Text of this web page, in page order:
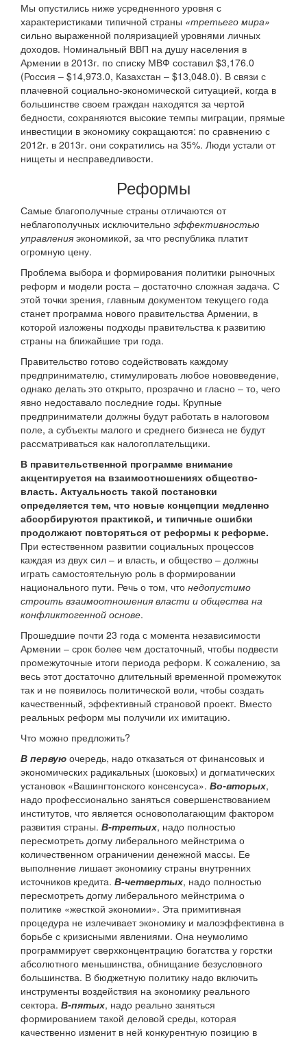
Мы опустились ниже усредненного уровня с
характеристиками типичной страны «третьего мира»
сильно выраженной поляризацией уровнями личных
доходов. Номинальный ВВП на душу населения в
Армении в 2013г. по списку МВФ составил $3,176.0
(Россия – $14,973.0, Казахстан – $13,048.0). В связи с
плачевной социально-экономической ситуацией, когда в
большинстве своем граждан находятся за чертой
бедности, сохраняются высокие темпы миграции, прямые
инвестиции в экономику сокращаются: по сравнению с
2012г. в 2013г. они сократились на 35%. Люди устали от
нищеты и несправедливости.
Реформы
Самые благополучные страны отличаются от
неблагополучных исключительно эффективностью
управления экономикой, за что республика платит
огромную цену.
Проблема выбора и формирования политики рыночных
реформ и модели роста – достаточно сложная задача. С
этой точки зрения, главным документом текущего года
станет программа нового правительства Армении, в
которой изложены подходы правительства к развитию
страны на ближайшие три года.
Правительство готово содействовать каждому
предпринимателю, стимулировать любое нововведение,
однако делать это открыто, прозрачно и гласно – то, чего
явно недоставало последние годы. Крупные
предприниматели должны будут работать в налоговом
поле, а субъекты малого и среднего бизнеса не будут
рассматриваться как налогоплательщики.
В правительственной программе внимание
акцентируется на взаимоотношениях общество-
власть. Актуальность такой постановки
определяется тем, что новые концепции медленно
абсорбируются практикой, и типичные ошибки
продолжают повторяться от реформы к реформе.
При естественном развитии социальных процессов
каждая из двух сил – и власть, и общество – должны
играть самостоятельную роль в формировании
национального пути. Речь о том, что недопустимо
строить взаимоотношения власти и общества на
конфликтогенной основе.
Прошедшие почти 23 года с момента независимости
Армении – срок более чем достаточный, чтобы подвести
промежуточные итоги периода реформ. К сожалению, за
весь этот достаточно длительный временной промежуток
так и не появилось политической воли, чтобы создать
качественный, эффективный страновой проект. Вместо
реальных реформ мы получили их имитацию.
Что можно предложить?
В первую очередь, надо отказаться от финансовых и
экономических радикальных (шоковых) и догматических
установок «Вашингтонского консенсуса». Во-вторых,
надо профессионально заняться совершенствованием
институтов, что является основополагающим фактором
развития страны. В-третьих, надо полностью
пересмотреть догму либерального мейнстрима о
количественном ограничении денежной массы. Ее
выполнение лишает экономику страны внутренних
источников кредита. В-четвертых, надо полностью
пересмотреть догму либерального мейнстрима о
политике «жесткой экономии». Эта примитивная
процедура не излечивает экономику и малоэффективна в
борьбе с кризисными явлениями. Она неумолимо
программирует сверхконцентрацию богатства у горстки
абсолютного меньшинства, обнищание безусловного
большинства. В бюджетную политику надо включить
инструменты воздействия на экономику реального
сектора. В-пятых, надо реально заняться
формированием такой деловой среды, которая
качественно изменит в ней конкурентную позицию в